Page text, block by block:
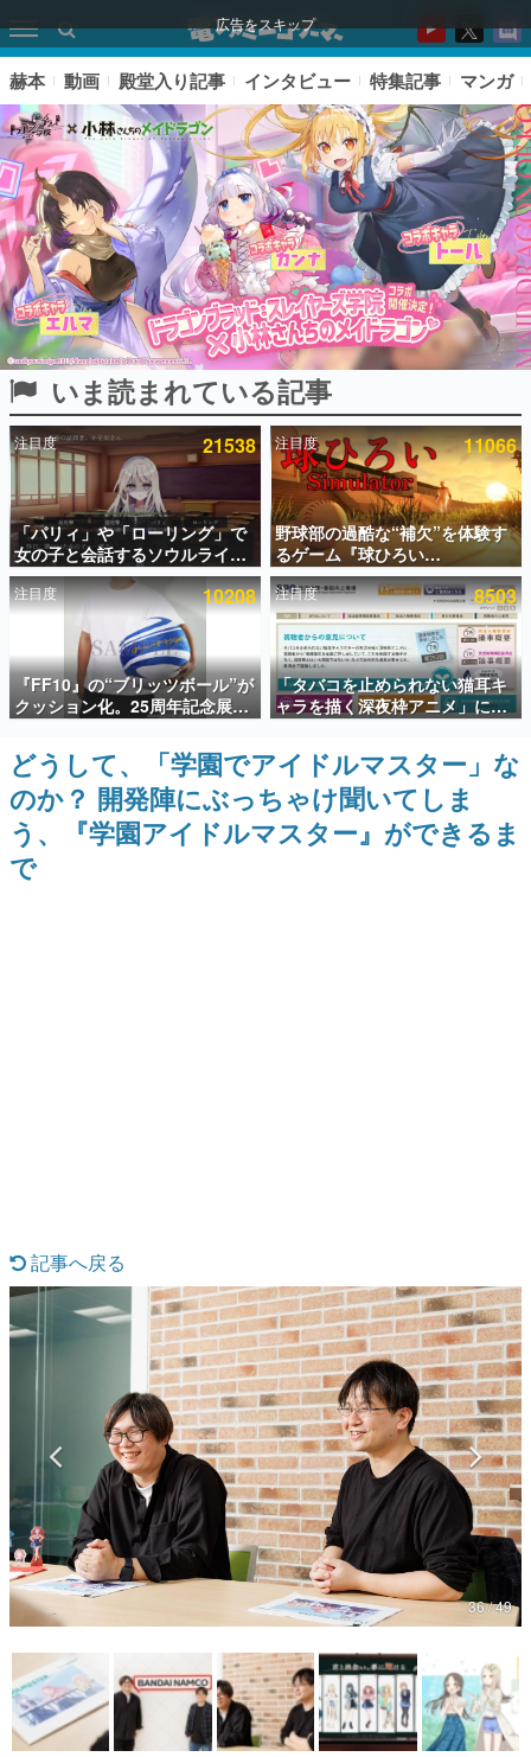
広告をスキップ
ピックアップ
電ファミのいま読まれている記事ランキング
アプリセール情報
インタビュー
連載・特集一覧
殿堂入り記事
SNS拡散数が数千以上！ ページビュー数万以上！ などな
ど。多くの人々に読まれた、電ファミ渾身の“殿堂入り”記
事をまとめました。
ゲームの企画書
名作ゲームクリエイターの方々に製作時のエピソードをお
聞きし、ヒットする企画（ゲーム）とは何か？を探ってい
きます。
なんでゲームは面白い？
ゲーム開発者・hamatsu氏がゲームの魅力を画面や操作の
具体的な形から解き明かしていく、硬派で骨太な評論連載
です。
ゲームが変えた日本語
「経験値」「裏技」「ラスボス」… ゲームにまつわる言葉
の起源や用法の変遷を、コンピューター文化史研究家・タ
イニーP氏が徹底調査。
カテゴリ
特集記事
マンガ
女性向け
アプリレビュー
赫本 動画 殿堂入り記事 インタビュー 特集記事 マンガ
いま読まれている記事
注目度 21538
「パリィ」や「ローリング」で
女の子と会話するソウルライク
恋愛ゲーム『小早川さんはソウ
ルライク』無料公開。返事に失
敗すると「YOU DIED」
注目度 11066
野球部の過酷な“補欠”を体験す
るゲーム『球ひろい
Simulator』が「1件」のウィッ
シュリストをもとにチェコ語に
対応しSNSで話題に。『キング
ダム・カム』開発元やチェコの
プロ野球選手から称賛の声
注目度 10208
『FF10』の“ブリッツボール”が
クッション化。25周年記念展
「FINAL FANTASY X
MUSEUM-幻光の記憶-」のグッ
ズ情報が一部公開
注目度 8503
「タバコを止められない猫耳キ
ャラを描く深夜枠アニメ」に視
聴者の一部から批判意見。違法
薬物の使用と思しき描写も含め
て、BPOが議論を交わす
どうして、「学園でアイドルマスター」な
のか？ 開発陣にぶっちゃけ聞いてしま
う、『学園アイドルマスター』ができるま
で
記事へ戻る
36 / 49